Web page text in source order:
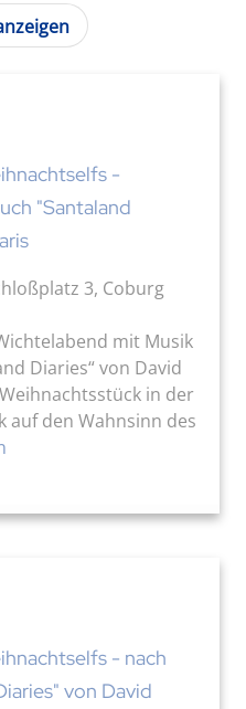
-
"Santaland
3, Coburg
mit Musik
Diaries“ von David
in der
auf den Wahnsinn des
- nach
von David